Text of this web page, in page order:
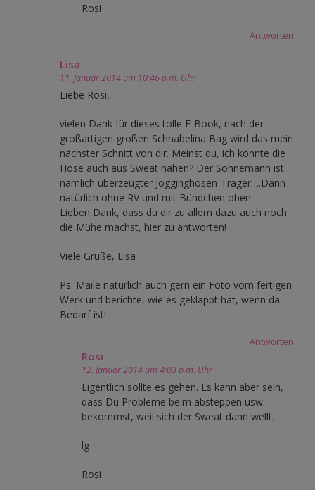
Rosi
Antworten
Lisa
11. Januar 2014 um 10:46 p.m. Uhr
Liebe Rosi,
vielen Dank für dieses tolle E-Book, nach der
großartigen großen Schnabelina Bag wird das mein
nächster Schnitt von dir. Meinst du, ich könnte die
Hose auch aus Sweat nähen? Der Sohnemann ist
nämlich überzeugter Jogginghosen-Träger….Dann
natürlich ohne RV und mit Bündchen oben.
Lieben Dank, dass du dir zu allem dazu auch noch
die Mühe machst, hier zu antworten!
Viele Grüße, Lisa
Ps: Maile natürlich auch gern ein Foto vom fertigen
Werk und berichte, wie es geklappt hat, wenn da
Bedarf ist!
Antworten
Rosi
12. Januar 2014 um 4:03 p.m. Uhr
Eigentlich sollte es gehen. Es kann aber sein,
dass Du Probleme beim absteppen usw.
bekommst, weil sich der Sweat dann wellt.
lg
Rosi